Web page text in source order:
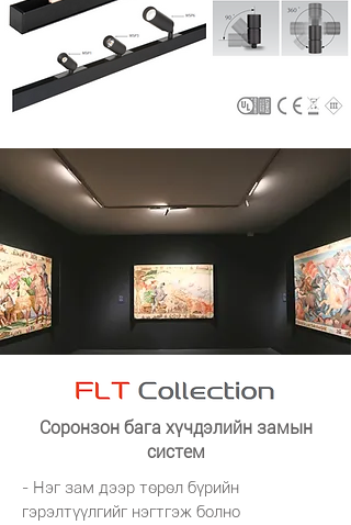
Соронзон бага хүчдэлийн замын
систем
- Нэг зам дээр төрөл бүрийн
гэрэлтүүлгийг нэгтгэж болно